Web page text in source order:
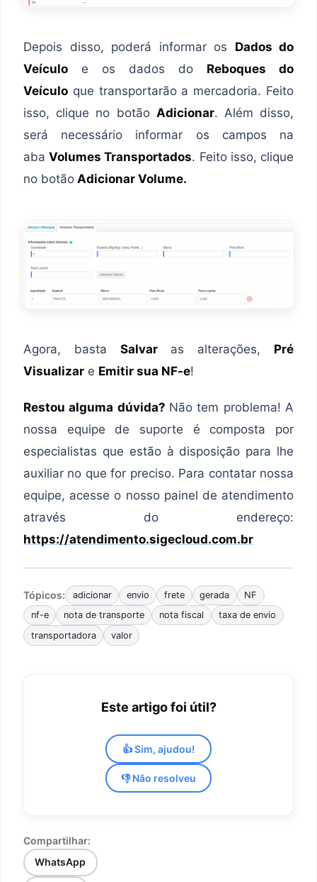
Depois disso, poderá informar os Dados do
Veículo e os dados do Reboques do
Veículo que transportarão a mercadoria. Feito
isso, clique no botão Adicionar. Além disso,
será necessário informar os campos na
abaVolumes Transportados. Feito isso, clique
no botão Adicionar Volume.
Agora, basta Salvar as alterações, Pré
Visualizar e Emitir sua NF-e!
Restou alguma dúvida? Não tem problema! A
nossa equipe de suporte é composta por
especialistas que estão à disposição para lhe
auxiliar no que for preciso. Para contatar nossa
equipe, acesse o nosso painel de atendimento
através do endereço:
https://atendimento.sigecloud.com.br
Tópicos: adicionar envio frete gerada
NF
nf-e
nota de transporte nota fiscal
taxa de envio
transportadora
valor
Este artigo foi útil?
👍 Sim, ajudou!
👎 Não resolveu
Compartilhar:
WhatsApp